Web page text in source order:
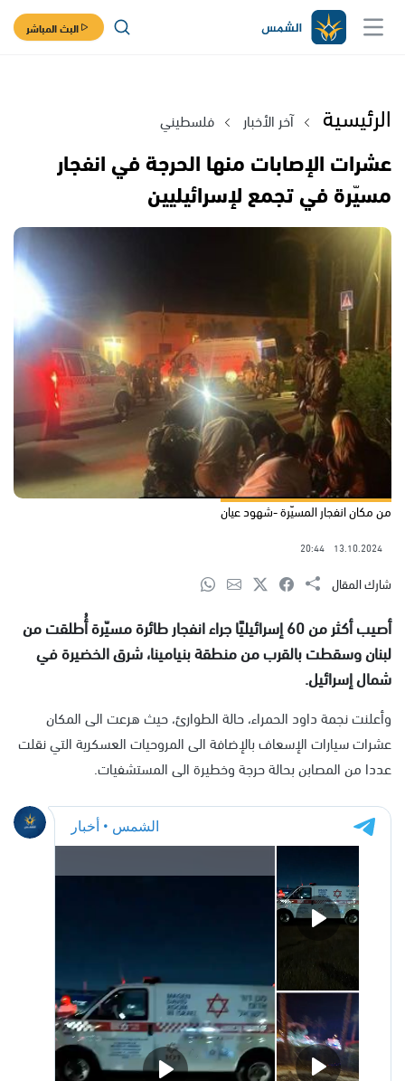
البث المباشر
الرئيسية آخر الأخبار فلسطيني
عشرات الإصابات منها الحرجة في انفجار
مسيّرة في تجمع لإسرائيليين
من مكان انفجار المسيّرة -شهود عيان
13.10.2024
20:44
شارك المقال
أصيب أكثر من 60 إسرائيليًا جراء انفجار طائرة مسيّرة أُطلقت من
لبنان وسقطت بالقرب من منطقة بنيامينا، شرق الخضيرة في
شمال إسرائيل.
وأعلنت نجمة داود الحمراء، حالة الطوارئ، حيث هرعت الى المكان
عشرات سيارات الإسعاف بالإضافة الى المروحيات العسكرية التي نقلت
عددا من المصابن بحالة حرجة وخطيرة الى المستشفيات.